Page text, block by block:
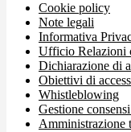
Cookie policy
Note legali
Informativa
Ufficio Relazioni
Dichiarazione di
Obiettivi di
Whistleblowing
Gestione
Amministrazione